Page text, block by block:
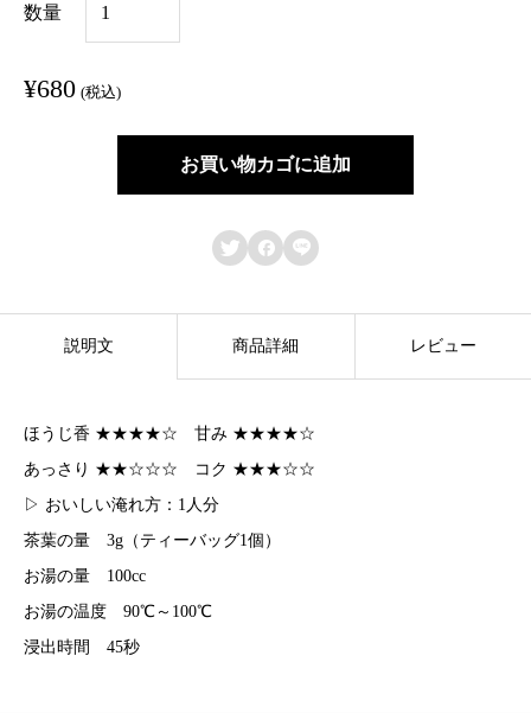
数量
家
ィ
4
g
×
1
¥680 (税込)
お買い物カゴに追加
  
説明文 商品詳細 レビュー
ほうじ香 ★★★★☆ 甘み ★★★★☆
あっさり ★★☆☆☆ コク ★★★☆☆
▷ おいしい淹れ方：1人分
茶葉の量 3g（ティーバッグ1個）
お湯の量 100cc
お湯の温度 90℃～100℃
浸出時間 45秒